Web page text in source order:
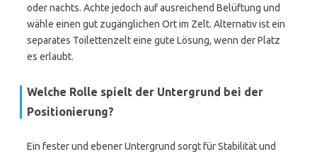
oder nachts. Achte jedoch auf ausreichend Belüftung und
wähle einen gut zugänglichen Ort im Zelt. Alternativ ist ein
separates Toilettenzelt eine gute Lösung, wenn der Platz
es erlaubt.
Welche Rolle spielt der Untergrund bei der
Positionierung?
Ein fester und ebener Untergrund sorgt für Stabilität und